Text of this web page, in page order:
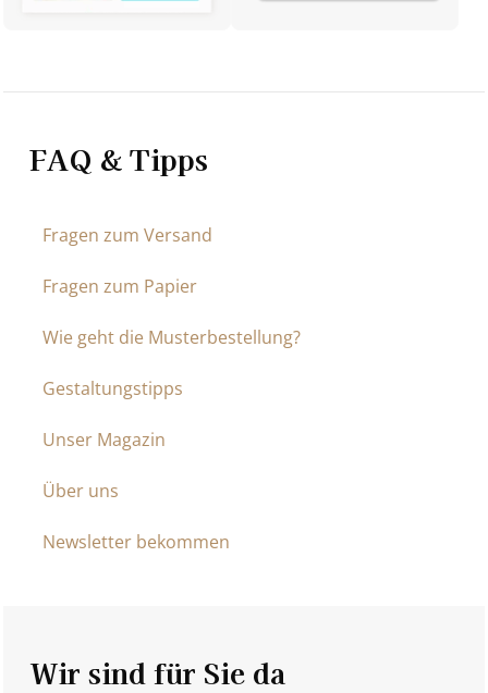
FAQ & Tipps
Fragen zum Versand
Fragen zum Papier
Wie geht die Musterbestellung?
Gestaltungstipps
Unser Magazin
Über uns
Newsletter bekommen
Wir sind für Sie da